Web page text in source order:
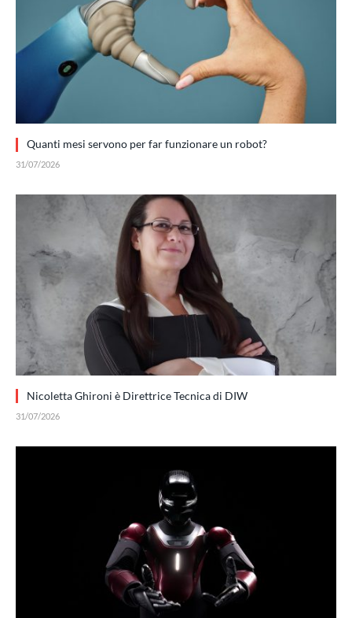
Quanti mesi servono per far funzionare un robot?
31/07/2026
Nicoletta Ghironi è Direttrice Tecnica di DIW
31/07/2026